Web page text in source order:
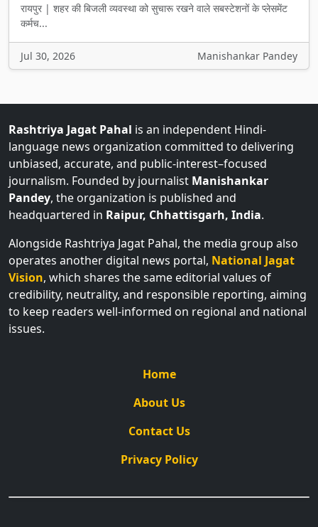
रायपुर | शहर की बिजली व्यवस्था को सुचारू रखने वाले सबस्टेशनों के प्लेसमेंट
कर्मच...
Jul 30, 2026 Manishankar Pandey
Rashtriya Jagat Pahal is an independent Hindi-
language news organization committed to delivering
unbiased, accurate, and public-interest–focused
journalism. Founded by journalist Manishankar
Pandey, the organization is published and
headquartered in Raipur, Chhattisgarh, India.
Alongside Rashtriya Jagat Pahal, the media group also
operates another digital news portal, National Jagat
Vision, which shares the same editorial values of
credibility, neutrality, and responsible reporting, aiming
to keep readers well-informed on regional and national
issues.
Home
About Us
Contact Us
Privacy Policy